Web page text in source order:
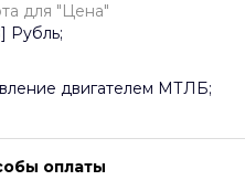
для "Цена"
Рубль;
двигателем МТЛБ;
оплаты